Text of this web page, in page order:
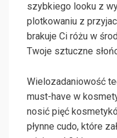
szybkiego looku z
plotkowaniu z
brakuje Ci różu w
Twoje sztuczne
Wielozadaniowość
must-have w
nosić pięć
płynne cudo, które